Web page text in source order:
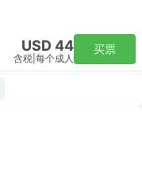
USD 44
含税 每个成人
买票